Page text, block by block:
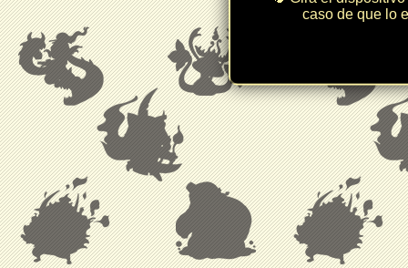
caso de que lo